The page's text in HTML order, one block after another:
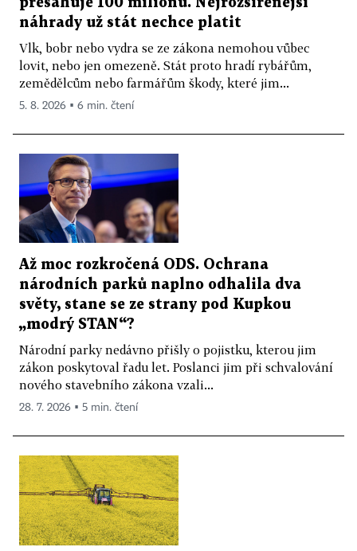
náhrady už stát nechce platit
Vlk, bobr nebo vydra se ze zákona nemohou vůbec
lovit, nebo jen omezeně. Stát proto hradí rybářům,
zemědělcům nebo farmářům škody, které jim...
5. 8. 2026 ▪ 6 min. čtení
Až moc rozkročená ODS. Ochrana
národních parků naplno odhalila dva
světy, stane se ze strany pod Kupkou
„modrý STAN“?
Národní parky nedávno přišly o pojistku, kterou jim
zákon poskytoval řadu let. Poslanci jim při schvalování
nového stavebního zákona vzali...
28. 7. 2026 ▪ 5 min. čtení